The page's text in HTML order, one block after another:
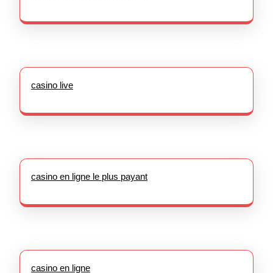
casino live
casino en ligne le plus payant
casino en ligne